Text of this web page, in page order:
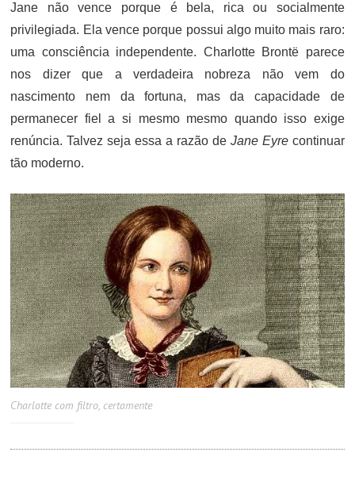
Jane não vence porque é bela, rica ou socialmente
privilegiada. Ela vence porque possui algo muito mais raro:
uma consciência independente. Charlotte Brontë parece
nos dizer que a verdadeira nobreza não vem do
nascimento nem da fortuna, mas da capacidade de
permanecer fiel a si mesmo mesmo quando isso exige
renúncia. Talvez seja essa a razão de Jane Eyrecontinuar
tão moderno.
Charlotte com filtro, certamente